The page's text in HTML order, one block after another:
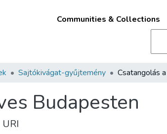
Communities & Collections
Sajtókivágat-gyűjtemény
Budapesten
URI